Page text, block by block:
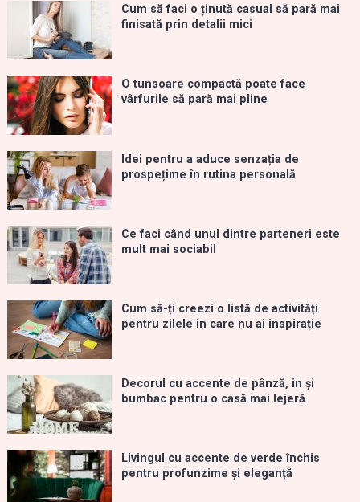
Cum să faci o ținută casual să pară mai
finisată prin detalii mici
O tunsoare compactă poate face
vârfurile să pară mai pline
Idei pentru a aduce senzația de
prospețime în rutina personală
Ce faci când unul dintre parteneri este
mult mai sociabil
Cum să-ți creezi o listă de activități
pentru zilele în care nu ai inspirație
Decorul cu accente de pânză, in și
bumbac pentru o casă mai lejeră
Livingul cu accente de verde închis
pentru profunzime și eleganță